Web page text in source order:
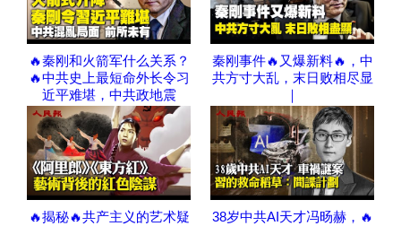
🔥秦刚和火箭军什么关系？
🔥中共史上最短命外长令习
近平难堪，中共政地震
秦刚事件🔥又爆新料🔥，中
共方寸大乱，末日败相尽显
｜
🔥揭秘🔥共产主义的艺术疑
38岁中共AI天才冯旸赫，🔥